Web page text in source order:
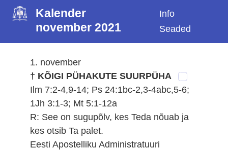
Kalender
november 2021
Info
Seaded
1. november
† KÕIGI PÜHAKUTE SUURPÜHA
Ilm 7:2-4,9-14; Ps 24:1bc-2,3-4abc,5-6;
1Jh 3:1-3; Mt 5:1-12a
R: See on sugupõlv, kes Teda nõuab ja
kes otsib Ta palet.
Eesti Apostelliku Administratuuri